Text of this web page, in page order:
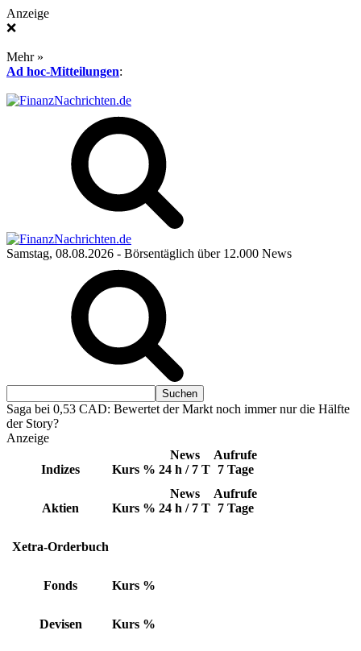
Anzeige
❌
Mehr »
Ad hoc-Mitteilungen:
Samstag, 08.08.2026 - Börsentäglich über 12.000 News
Saga bei 0,53 CAD: Bewertet der Markt noch immer nur die Hälfte
der Story?
Anzeige
Indizes Kurs %
News
24 h / 7 T
Aufrufe
7 Tage
Aktien Kurs %
News
24 h / 7 T
Aufrufe
7 Tage
Xetra-Orderbuch
Fonds Kurs %
Devisen Kurs %